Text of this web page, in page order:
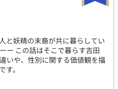
と妖精の末裔が共に暮らしてい
ー この話はそこで暮らす吉田
や、性別に関する価値観を描
。